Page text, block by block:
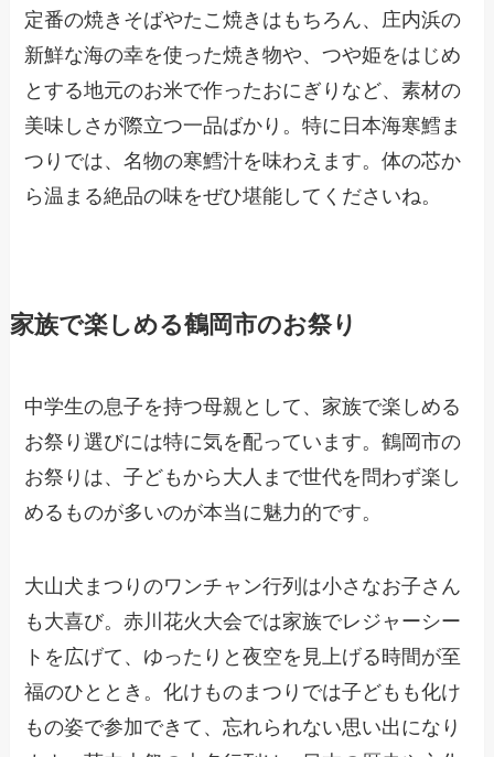
定番の焼きそばやたこ焼きはもちろん、庄内浜の
新鮮な海の幸を使った焼き物や、つや姫をはじめ
とする地元のお米で作ったおにぎりなど、素材の
美味しさが際立つ一品ばかり。特に日本海寒鱈ま
つりでは、名物の寒鱈汁を味わえます。体の芯か
ら温まる絶品の味をぜひ堪能してくださいね。
家族で楽しめる鶴岡市のお祭り
中学生の息子を持つ母親として、家族で楽しめる
お祭り選びには特に気を配っています。鶴岡市の
お祭りは、子どもから大人まで世代を問わず楽し
めるものが多いのが本当に魅力的です。
大山犬まつりのワンチャン行列は小さなお子さん
も大喜び。赤川花火大会では家族でレジャーシー
トを広げて、ゆったりと夜空を見上げる時間が至
福のひととき。化けものまつりでは子どもも化け
もの姿で参加できて、忘れられない思い出になり